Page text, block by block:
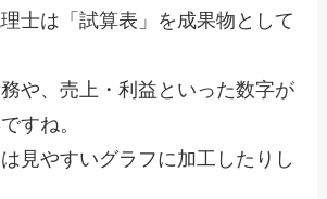
士は「試算表」を成果物として
や、売上・利益といった数字が
すね。
見やすいグラフに加工したりし